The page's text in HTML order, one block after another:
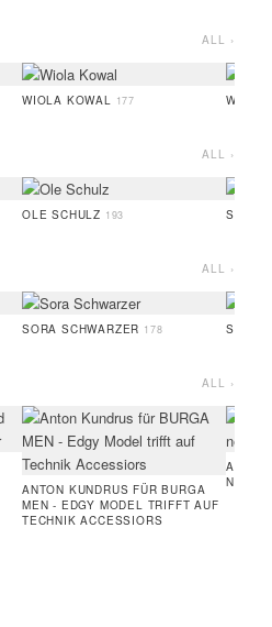
ALL ›
WIOLA KOWAL 177
ALL ›
OLE SCHULZ 193 SIMON
ALL ›
SORA SCHWARZER 178
ALL ›
ANTON KUNDRUS FÜR BURGA
MEN - EDGY MODEL TRIFFT AUF
TECHNIK ACCESSIORS
AMIE
NEUE